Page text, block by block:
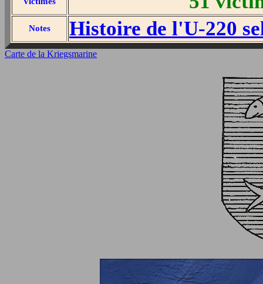
Notes Histoire de l'U-220
Carte de la Kriegsmarine